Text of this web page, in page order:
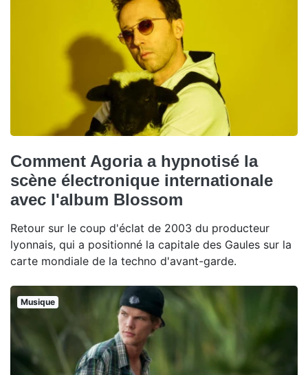
Comment Agoria a hypnotisé la
scène électronique internationale
avec l'album Blossom
Retour sur le coup d'éclat de 2003 du producteur
lyonnais, qui a positionné la capitale des Gaules sur la
carte mondiale de la techno d'avant-garde.
Musique